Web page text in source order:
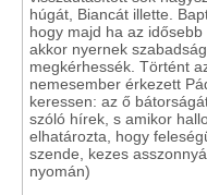
húgát, Biancát illette.
hogy majd ha az
akkor nyernek
megkérhessék. Történt
nemesember érkezett
keressen: az ő
szóló hírek, s amikor
elhatározta, hogy
szende, kezes
nyomán)